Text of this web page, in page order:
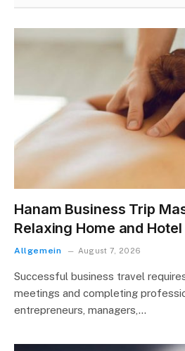
Hanam Business Trip
Relaxing Home and
Allgemein August 7, 2026
Successful business travel
meetings and completing
entrepreneurs, managers,…